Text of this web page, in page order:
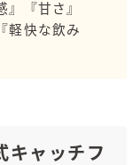
』『甘さ』
軽快な飲み
キャッチフ